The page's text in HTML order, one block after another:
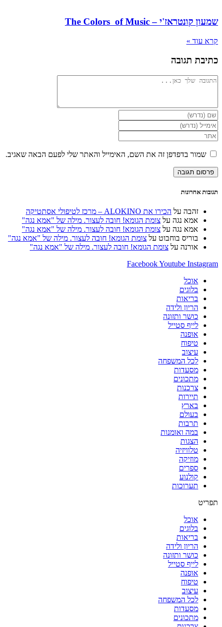
שמעון קונטראז'י – The Colors of Music
קרא עוד »
כתיבת תגובה
להגיב
הזן
את
השם
שלך
או
שם
משתמש
כדי
הזן
את
כתובת
דואר
האלקטרוני
שלך
כדי
הזן
את
כתובת
האינטרנט
שלך
שמור בדפדפן זה את השם, האימייל והאתר שלי לפעם הבאה שאגיב.
תגובות אחרונות
זהבה על הכירו את ALOKINO – מרכז לטיפולי אסתטיקה
אמא נגה על צומת הגומא! חובה לעצור. מילה של "אמא נגה"
אמא נגה על צומת הגומא! חובה לעצור. מילה של "אמא נגה"
בוריס בוחבוט על צומת הגומא! חובה לעצור. מילה של "אמא נגה"
אורנה על צומת הגומא! חובה לעצור. מילה של "אמא נגה"
FacebookYoutube Instagram
אוכל
בלוגים
בריאות
הריון ולידה
כושר ותזונה
לייף סטייל
אופנה
טיפוח
עיצוב
לכל המשפחה
מסעדות
מתכונים
צרכנות
תיירות
בארץ
בעולם
תרבות
במה ואומנות
הצגות
טלוויזיה
מוזיקה
ספרים
קולנוע
תערוכות
תפריט
אוכל
בלוגים
בריאות
הריון ולידה
כושר ותזונה
לייף סטייל
אופנה
טיפוח
עיצוב
לכל המשפחה
מסעדות
מתכונים